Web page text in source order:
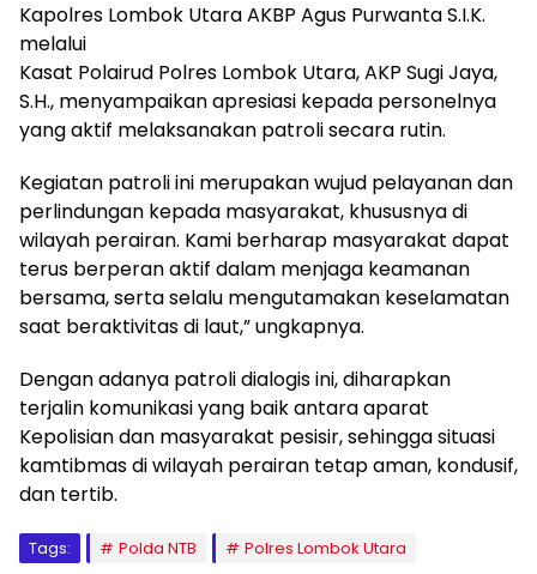
Kapolres Lombok Utara AKBP Agus Purwanta S.I.K.
melalui
Kasat Polairud Polres Lombok Utara, AKP Sugi Jaya,
S.H., menyampaikan apresiasi kepada personelnya
yang aktif melaksanakan patroli secara rutin.
Kegiatan patroli ini merupakan wujud pelayanan dan
perlindungan kepada masyarakat, khususnya di
wilayah perairan. Kami berharap masyarakat dapat
terus berperan aktif dalam menjaga keamanan
bersama, serta selalu mengutamakan keselamatan
saat beraktivitas di laut,” ungkapnya.
Dengan adanya patroli dialogis ini, diharapkan
terjalin komunikasi yang baik antara aparat
Kepolisian dan masyarakat pesisir, sehingga situasi
kamtibmas di wilayah perairan tetap aman, kondusif,
dan tertib.
Tags: Polda NTB Polres Lombok Utara